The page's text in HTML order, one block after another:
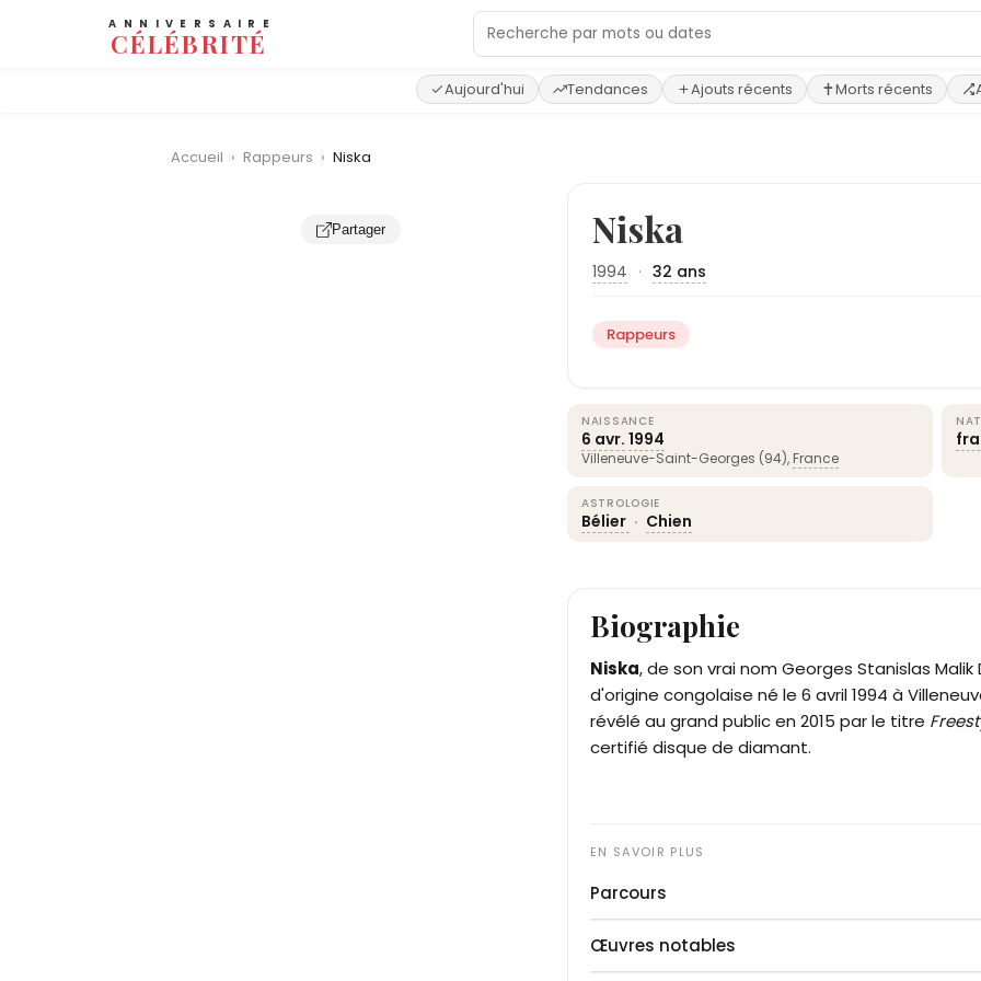
ANNIVERSAIRE
CÉLÉBRITÉ
Aujourd'hui Tendances Ajouts récents Morts récents
Accueil › Rappeurs › Niska
Partager Niska
1994 · 32 ans
Rappeurs
NAISSANCE
6 avr. 1994
Villeneuve-Saint-Georges (94), France
ASTROLOGIE
Bélier · Chien
Biographie
Niska, de son vrai nom Georges Stanislas
d'origine congolaise né le 6 avril 1994 à
révélé au grand public en 2015 par le titre
certifié disque de diamant.
Parcours
à Évry-Courcouronnes (Essonne), au sein
Œuvres notables